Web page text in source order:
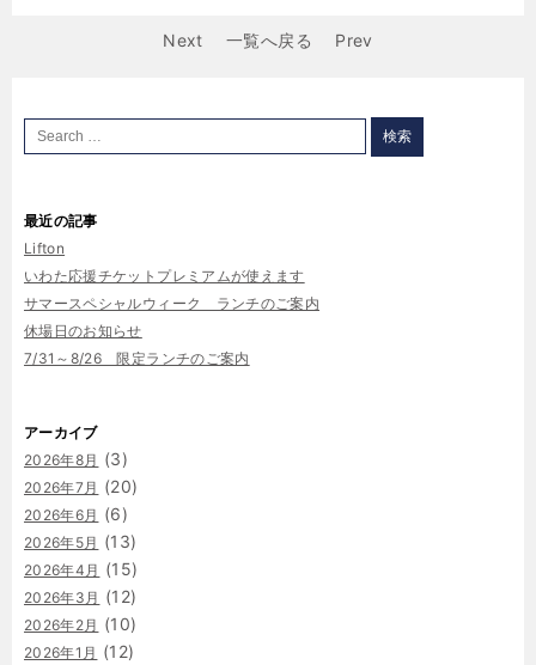
Next 一覧へ戻る Prev
最近の記事
Lifton
いわた応援チケットプレミアムが使えます
サマースペシャルウィーク ランチのご案内
休場日のお知らせ
7/31～8/26 限定ランチのご案内
アーカイブ
2026年8月 (3)
2026年7月 (20)
2026年6月 (6)
2026年5月 (13)
2026年4月 (15)
2026年3月 (12)
2026年2月 (10)
2026年1月 (12)